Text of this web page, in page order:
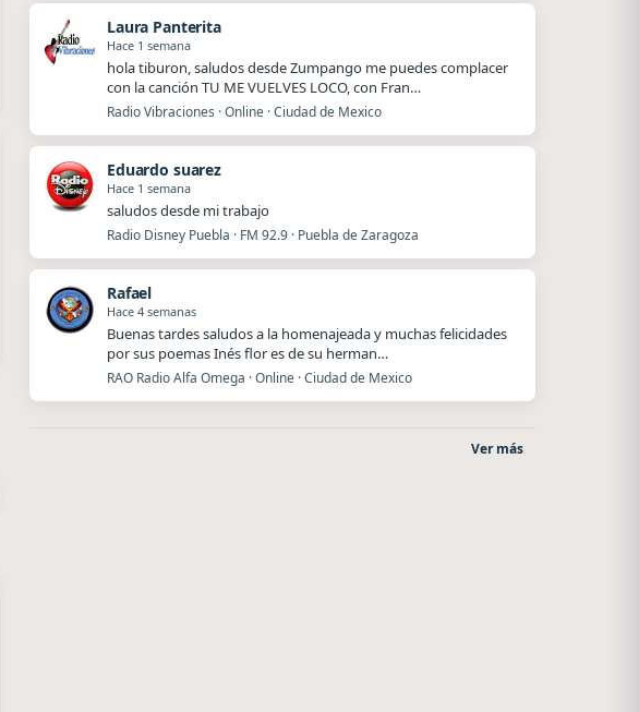
Laura Panterita
Hace 1 semana
hola tiburon, saludos desde Zumpango me puedes complacer
con la canción TU ME VUELVES LOCO, con Fran…
Radio Vibraciones · Online · Ciudad de Mexico
Eduardo suarez
Hace 1 semana
saludos desde mi trabajo
Radio Disney Puebla · FM 92.9 · Puebla de Zaragoza
Rafael
Hace 4 semanas
Buenas tardes saludos a la homenajeada y muchas felicidades
por sus poemas Inés flor es de su herman…
RAO Radio Alfa Omega · Online · Ciudad de Mexico
Ver más